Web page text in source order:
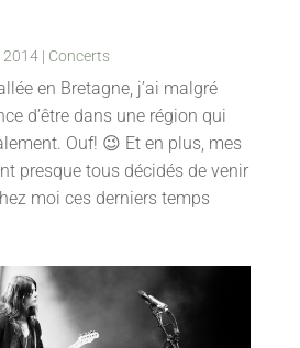
2014| Concerts
en Bretagne, j’ai malgré
d’être dans une région qui
Ouf! 😉 Et en plus, mes
presque tous décidés de venir
moi ces derniers temps